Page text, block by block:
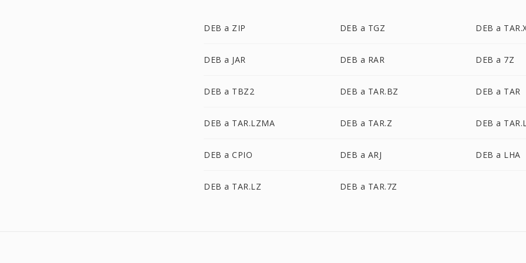
DEB a ZIP DEB a TGZ DEB a
DEB a JAR DEB a RAR DEB a 7Z
DEB a TBZ2 DEB a TAR.BZ DEB a TAR
DEB a TAR.LZMA DEB a TAR.Z DEB a
DEB a CPIO DEB a ARJ DEB a LHA
DEB a TAR.LZ DEB a TAR.7Z